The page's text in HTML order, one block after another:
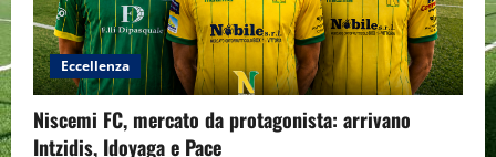
Eccellenza
Niscemi FC, mercato da protagonista: arrivano
Intzidis, Idoyaga e Pace